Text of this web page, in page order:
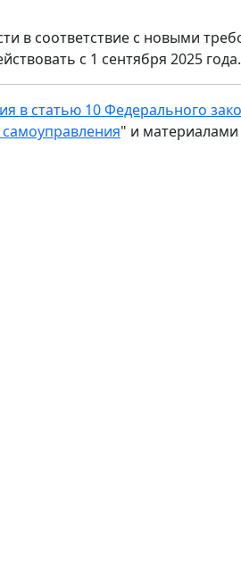
в соответствие с новыми
с 1 сентября 2025 года.
в статью 10 Федерального
" и